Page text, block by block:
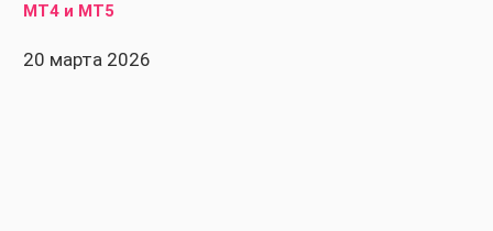
MT4 и MT5
20 марта 2026